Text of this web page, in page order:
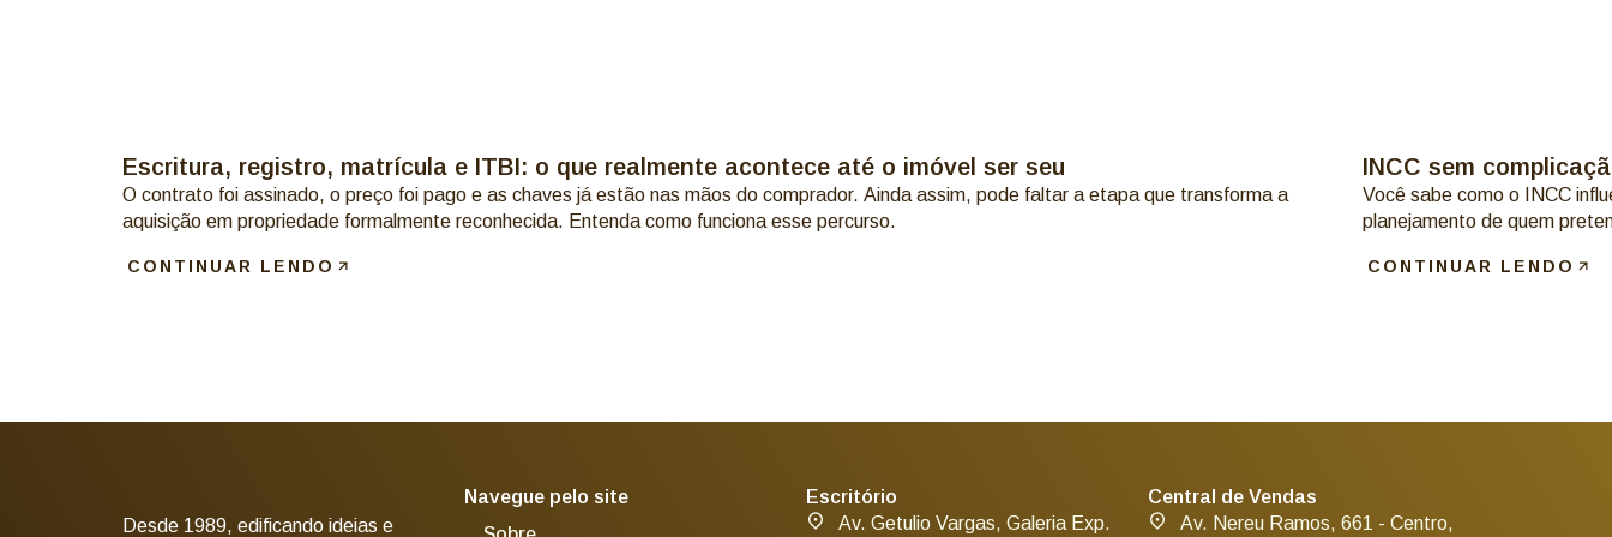
Escritura, registro, matrícula e ITBI: o que realmente acontece até o imóvel ser seu
O contrato foi assinado, o preço foi pago e as chaves já estão nas mãos do comprador. Ainda assim, pode faltar a etapa que transforma a
aquisição em propriedade formalmente reconhecida. Entenda como funciona esse percurso.
CONTINUAR LENDO
INCC sem
Você sabe como o INCC
planejamento de quem
CONTINUAR LENDO
Desde 1989, edificando ideias e
Navegue pelo site
Escritório
Av. Getulio Vargas, Galeria Exp.
Central de Vendas
Av. Nereu Ramos, 661 - Centro,